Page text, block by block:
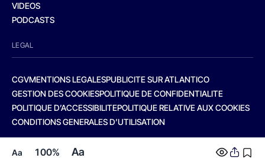
Aa 100% Aa
VIDEOS
PODCASTS
LEGAL
CGVMENTIONS LEGALESPUBLICITE SUR ATLANTICO
GESTION DES COOKIESPOLITIQUE DE CONFIDENTIALITE
POLITIQUE D’ACCESSIBILITEPOLITIQUE RELATIVE AUX COOKIES
CONDITIONS GENERALES D’UTILISATION